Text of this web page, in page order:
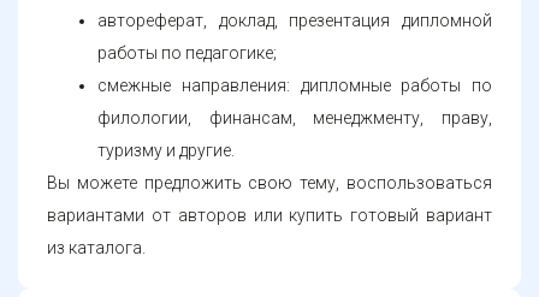
автореферат, доклад, презентация дипломной
работы по педагогике;
смежные направления: дипломные работы по
филологии, финансам, менеджменту, праву,
туризму и другие.
Вы можете предложить свою тему, воспользоваться
вариантами от авторов или купить готовый вариант
из каталога.